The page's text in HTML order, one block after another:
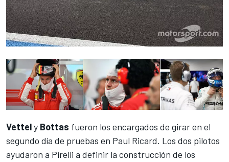
Vettely Bottas fueron los encargados de girar en el
segundo día de pruebas en Paul Ricard. Los dos pilotos
ayudaron a Pirelli a definir la construcción de los